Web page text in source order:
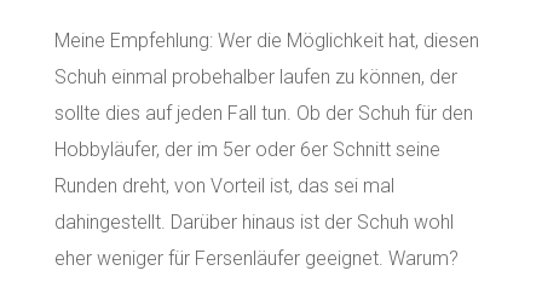
Meine Empfehlung: Wer die Möglichkeit hat, diesen
Schuh einmal probehalber laufen zu können, der
sollte dies auf jeden Fall tun. Ob der Schuh für den
Hobbyläufer, der im 5er oder 6er Schnitt seine
Runden dreht, von Vorteil ist, das sei mal
dahingestellt. Darüber hinaus ist der Schuh wohl
eher weniger für Fersenläufer geeignet. Warum?